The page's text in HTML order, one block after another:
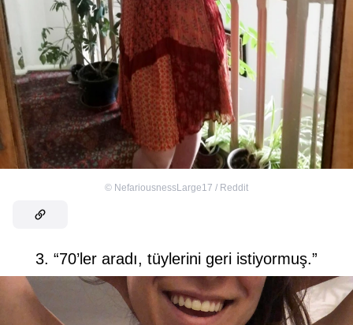
© NefariousnessLarge17 / Reddit
3. “70’ler aradı, tüylerini geri istiyormuş.”